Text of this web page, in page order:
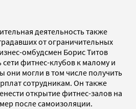
деятельность также
от ограничительных
омбудсмен Борис Титов
сети фитнес-клубов к малому и
они могли в том числе получить
сотрудникам. Он также
открытие фитнес-залов на
после самоизоляции.